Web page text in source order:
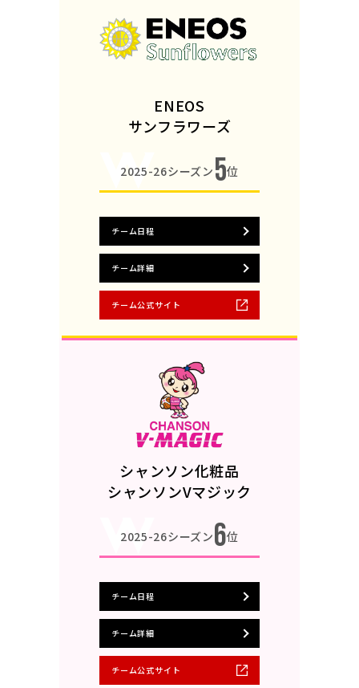
ENEOS
サンフラワーズ
2025-26シーズン 5位
チーム日程
チーム詳細
チーム公式サイト
シャンソン化粧品
シャンソンVマジック
2025-26シーズン6位
チーム日程
チーム詳細
チーム公式サイト